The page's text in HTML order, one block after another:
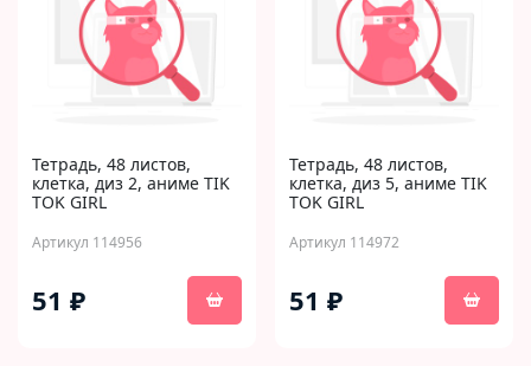
Тетрадь, 48 листов,
клетка, диз 2, аниме TIK
TOK GIRL
Артикул 114956
51 ₽
Тетрадь, 48 листов,
клетка, диз 5, аниме TIK
TOK GIRL
Артикул 114972
51 ₽